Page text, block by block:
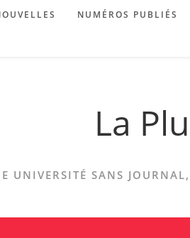
NUMÉROS PUBLIÉS
La
UNIVERSITÉ SANS